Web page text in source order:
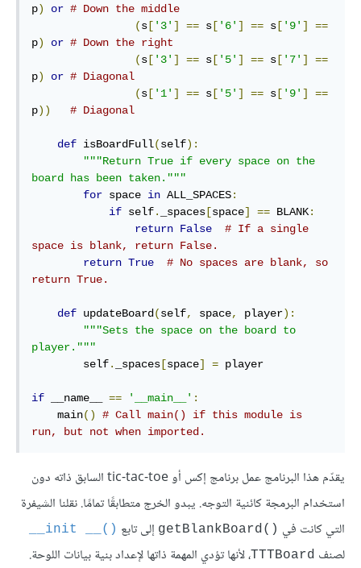
p) or # Down the middle
(s [ '3' ] == s [ '6' ] == s [ '9' ]
==
p) or # Down the right
(s [ '3' ] == s [ '5' ] == s [ '7' ]
==
p) or # Diagonal
(s [ '1' ] == s [ '5' ] == s [ '9' ]
==
p)) # Diagonal
def isBoardFull(self):
"""Return True if every space on the
board has been taken."""
for space in ALL_SPACES:
if self. _spaces [space] == BLANK:
return False
# If a single
space is blank, return False.
return True
# No spaces are blank, so
return True.
def updateBoard (self, space, player):
"""Sets the space on the board to
player."""
        self
. _spaces [space] = player
if __name__ == '__main__' :
    main
()
# Call main() if this module is
run, but not when imported.
يقدّم هذا البرنامج عمل برنامج إكس أو tic-tac-toe السابق ذاته دون
استخدام البرمجة كائنية التوجه. يبدو الخرج متطابقًا تمامًا. نقلنا الشيفرة
التي كانت في getBlankBoard()‎‎ إلى تابع ‎__init __()‎‎
لصنف TTTBoard، لأنها تؤدي المهمة ذاتها لإعداد بنية بيانات اللوحة.